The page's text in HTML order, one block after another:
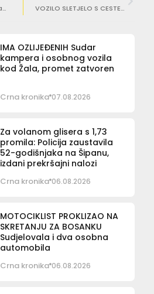
Pijan vozio kroz Župu, kad se otrijeznio kažnjen s 1.320 eura VOZILO SLETJELO S CESTE Prometna nesreća kod Velikih žala
IMA OZLIJEĐENIH Sudar
kampera i osobnog vozila
kod Žala, promet zatvoren
Crna kronika 07.08.2026
Za volanom glisera s 1,73
promila: Policija zaustavila
52-godišnjaka na Šipanu,
izdani prekršajni nalozi
Crna kronika 06.08.2026
MOTOCIKLIST PROKLIZAO NA
SKRETANJU ZA BOSANKU
Sudjelovala i dva osobna
automobila
Crna kronika 06.08.2026